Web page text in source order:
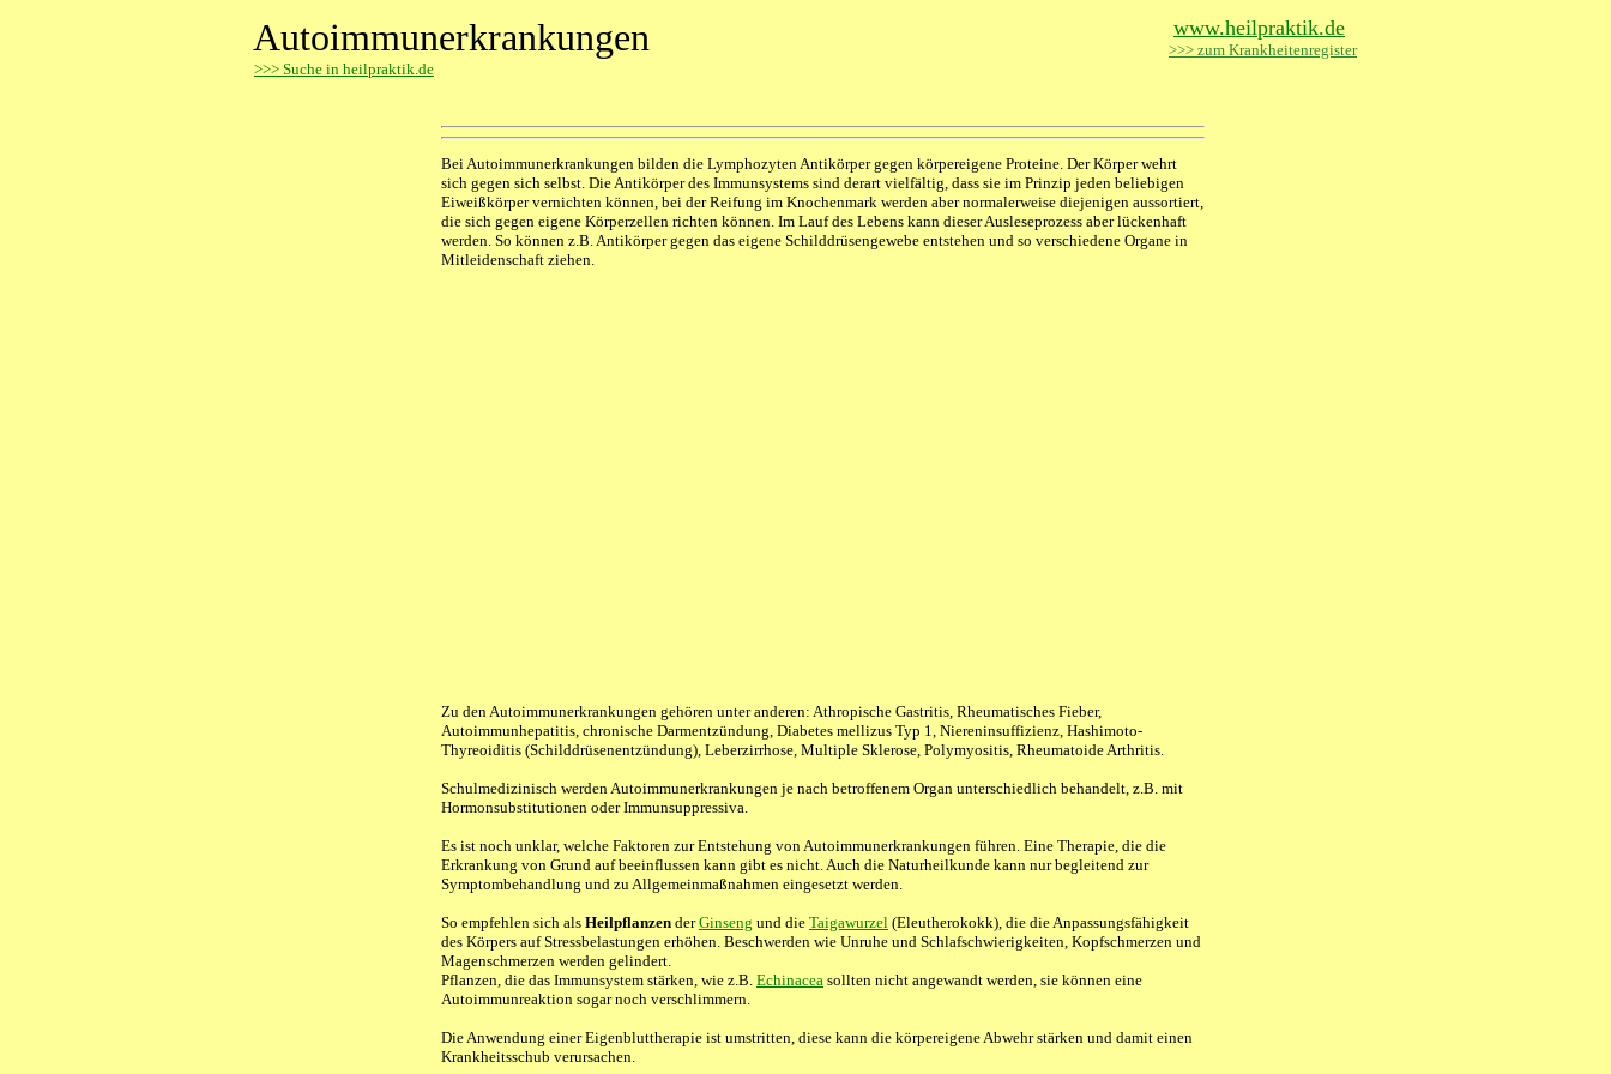
Autoimmunerkrankungen
>>> Suche in heilpraktik.de
www.heilpraktik.de
>>> zum Krankheitenregister
Bei Autoimmunerkrankungen bilden die Lymphozyten Antikörper gegen körpereigene Proteine. Der Körper wehrt
sich gegen sich selbst. Die Antikörper des Immunsystems sind derart vielfältig, dass sie im Prinzip jeden beliebigen
Eiweißkörper vernichten können, bei der Reifung im Knochenmark werden aber normalerweise diejenigen aussortiert,
die sich gegen eigene Körperzellen richten können. Im Lauf des Lebens kann dieser Ausleseprozess aber lückenhaft
werden. So können z.B. Antikörper gegen das eigene Schilddrüsengewebe entstehen und so verschiedene Organe in
Mitleidenschaft ziehen.
Zu den Autoimmunerkrankungen gehören unter anderen: Athropische Gastritis, Rheumatisches Fieber,
Autoimmunhepatitis, chronische Darmentzündung, Diabetes mellizus Typ 1, Niereninsuffizienz, Hashimoto-
Thyreoiditis (Schilddrüsenentzündung), Leberzirrhose, Multiple Sklerose, Polymyositis, Rheumatoide Arthritis.
Schulmedizinisch werden Autoimmunerkrankungen je nach betroffenem Organ unterschiedlich behandelt, z.B. mit
Hormonsubstitutionen oder Immunsuppressiva.
Es ist noch unklar, welche Faktoren zur Entstehung von Autoimmunerkrankungen führen. Eine Therapie, die die
Erkrankung von Grund auf beeinflussen kann gibt es nicht. Auch die Naturheilkunde kann nur begleitend zur
Symptombehandlung und zu Allgemeinmaßnahmen eingesetzt werden.
So empfehlen sich als Heilpflanzen derGinseng und die Taigawurzel (Eleutherokokk), die die Anpassungsfähigkeit
des Körpers auf Stressbelastungen erhöhen. Beschwerden wie Unruhe und Schlafschwierigkeiten, Kopfschmerzen und
Magenschmerzen werden gelindert.
Pflanzen, die das Immunsystem stärken, wie z.B. Echinacea sollten nicht angewandt werden, sie können eine
Autoimmunreaktion sogar noch verschlimmern.
Die Anwendung einer Eigenbluttherapie ist umstritten, diese kann die körpereigene Abwehr stärken und damit einen
Krankheitsschub verursachen.